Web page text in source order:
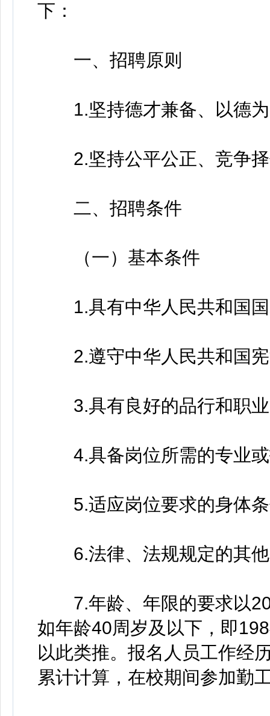
下：
一、招聘原则
1.坚持德才兼备、以德为
2.坚持公平公正、竞争择
二、招聘条件
（一）基本条件
1.具有中华人民共和国国
2.遵守中华人民共和国宪
3.具有良好的品行和职业
4.具备岗位所需的专业或
5.适应岗位要求的身体条
6.法律、法规规定的其他
7.年龄、年限的要求以
如年龄40周岁及以下，即
以此类推。报名人员工作经
累计计算，在校期间参加勤